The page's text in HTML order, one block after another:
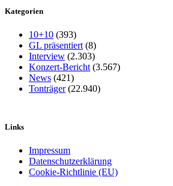
Kategorien
10+10 (393)
GL präsentiert (8)
Interview (2.303)
Konzert-Bericht (3.567)
News (421)
Tonträger(22.940)
Links
Impressum
Datenschutzerklärung
Cookie-Richtlinie (EU)